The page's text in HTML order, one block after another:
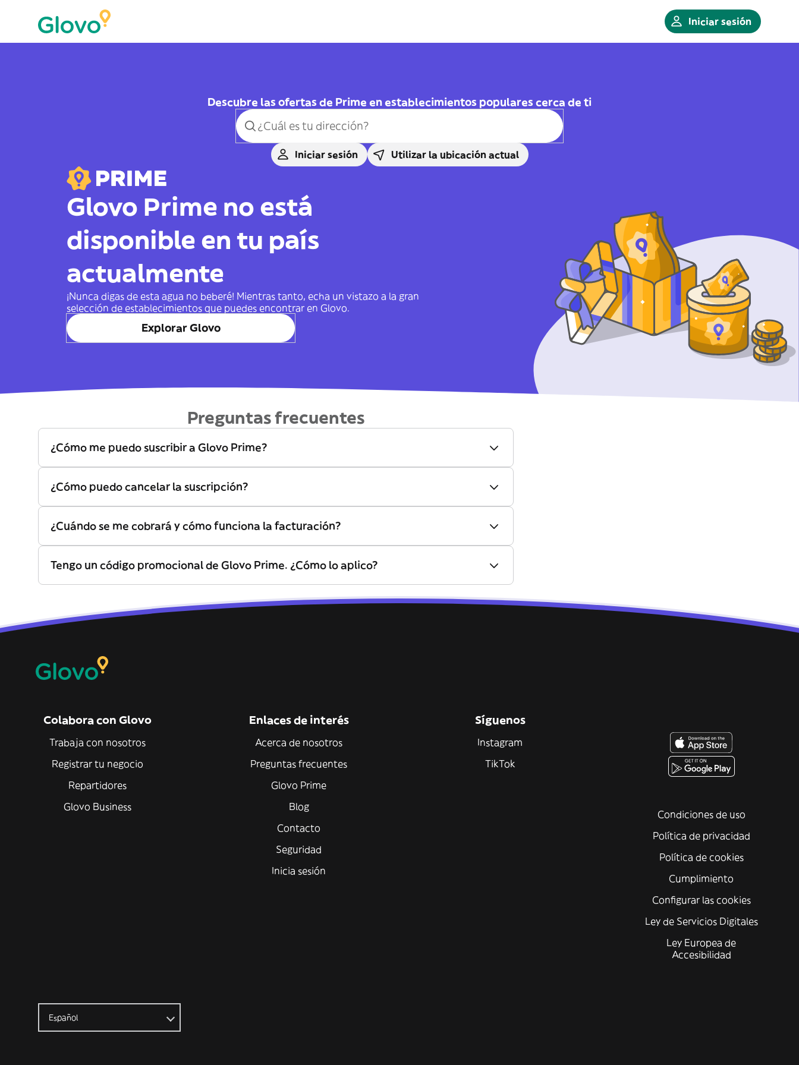
Iniciar sesión
Descubre las ofertas de Prime en establecimientos populares cerca de ti
Iniciar sesión Utilizar la ubicación actual
Glovo Prime no está
disponible en tu país
actualmente
¡Nunca digas de esta agua no beberé! Mientras tanto, echa un vistazo a la gran
selección de establecimientos que puedes encontrar en Glovo.
Explorar Glovo
Preguntas frecuentes
¿Cómo me puedo suscribir a Glovo Prime?
¿Cómo puedo cancelar la suscripción?
¿Cuándo se me cobrará y cómo funciona la facturación?
Tengo un código promocional de Glovo Prime. ¿Cómo lo aplico?
Colabora con Glovo
Trabaja con nosotros
Registrar tu negocio
Repartidores
Glovo Business
Enlaces de interés
Acerca de nosotros
Preguntas frecuentes
Glovo Prime
Blog
Contacto
Seguridad
Inicia sesión
Síguenos
Instagram
TikTok
Condiciones de uso
Política de privacidad
Política de cookies
Cumplimiento
Configurar las cookies
Ley de Servicios Digitales
Ley Europea de
Accesibilidad